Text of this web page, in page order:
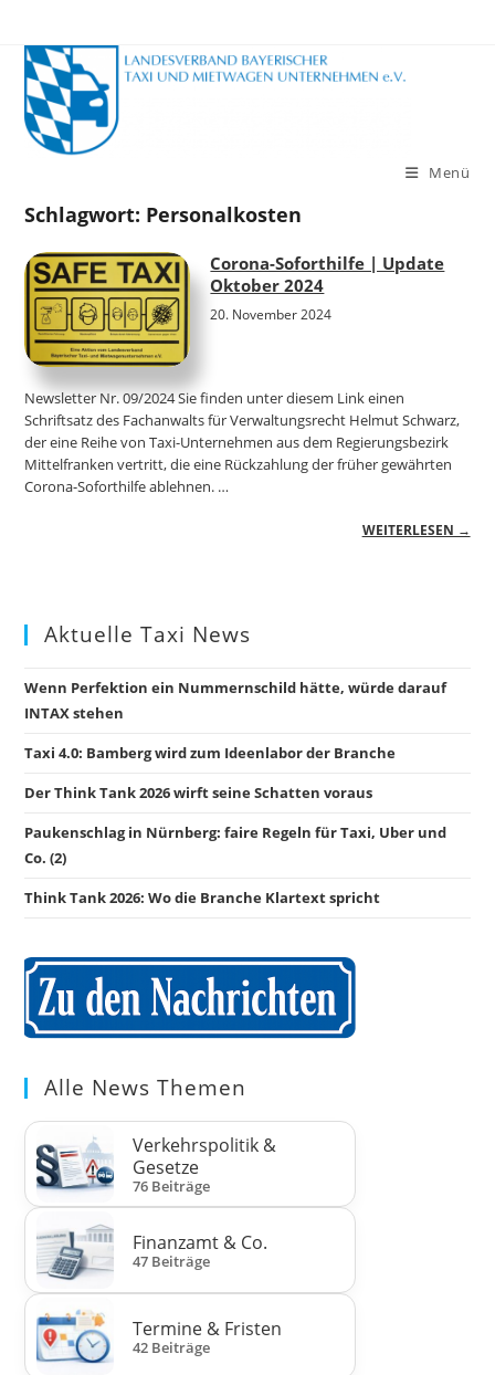
Inhalt
springen
Menü
Schlagwort: Personalkosten
Corona-Soforthilfe | Update
Oktober 2024
20. November 2024
Newsletter Nr. 09/2024 Sie finden unter diesem Link einen
Schriftsatz des Fachanwalts für Verwaltungsrecht Helmut Schwarz,
der eine Reihe von Taxi-Unternehmen aus dem Regierungsbezirk
Mittelfranken vertritt, die eine Rückzahlung der früher gewährten
Corona-Soforthilfe ablehnen. …
WEITERLESEN →
Aktuelle Taxi News
Wenn Perfektion ein Nummernschild hätte, würde darauf
INTAX stehen
Taxi 4.0: Bamberg wird zum Ideenlabor der Branche
Der Think Tank 2026 wirft seine Schatten voraus
Paukenschlag in Nürnberg: faire Regeln für Taxi, Uber und
Co. (2)
Think Tank 2026: Wo die Branche Klartext spricht
Alle News Themen
Verkehrspolitik &
Gesetze
76 Beiträge
Finanzamt & Co.
47 Beiträge
Termine & Fristen
42 Beiträge